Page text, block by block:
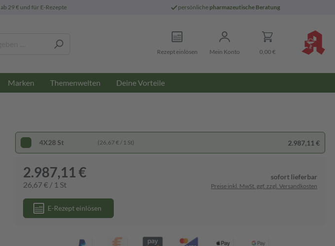
ab 29 € und für E-Rezepte persönliche pharmazeutische Beratung
Rezept einlösen Mein Konto 0,00 €
Marken Themenwelten Deine Vorteile
4X28 St (26,67 € / 1 St) 2.987,11 €
2.987,11 €
26,67 € / 1 St
sofort lieferbar
Preise inkl. MwSt. ggf. zzgl. Versandkosten
E-Rezept einlösen